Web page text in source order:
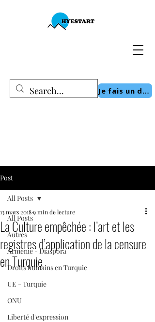
Je fais un don
Post
All Posts
Autres
Arménie - Diaspora
Droits humains en Turquie
UE - Turquie
ONU
Liberté d'expression
All Posts
La Culture empêchée : l’art et les
registres d’application de la censure
en Turquie
13 mars 20189 min de lecture